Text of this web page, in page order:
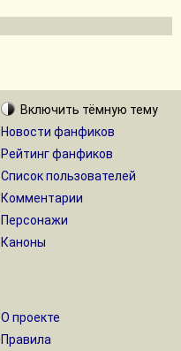
Включить тёмную тему
Новости фанфиков
Рейтинг фанфиков
Список пользователей
Комментарии
Персонажи
Каноны
О проекте
Правила